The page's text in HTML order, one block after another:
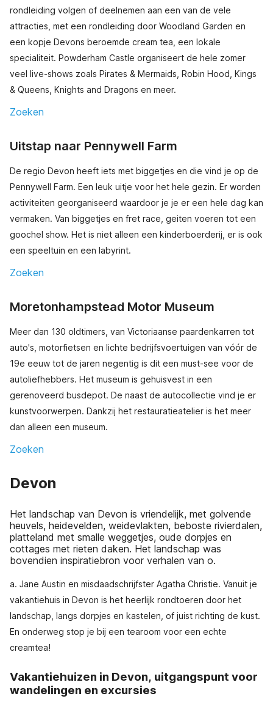
rondleiding volgen of deelnemen aan een van de vele
attracties, met een rondleiding door Woodland Garden en
een kopje Devons beroemde cream tea, een lokale
specialiteit. Powderham Castle organiseert de hele zomer
veel live-shows zoals Pirates & Mermaids, Robin Hood, Kings
& Queens, Knights and Dragons en meer.
Zoeken
Uitstap naar Pennywell Farm
De regio Devon heeft iets met biggetjes en die vind je op de
Pennywell Farm. Een leuk uitje voor het hele gezin. Er worden
activiteiten georganiseerd waardoor je je er een hele dag kan
vermaken. Van biggetjes en fret race, geiten voeren tot een
goochel show. Het is niet alleen een kinderboerderij, er is ook
een speeltuin en een labyrint.
Zoeken
Moretonhampstead Motor Museum
Meer dan 130 oldtimers, van Victoriaanse paardenkarren tot
auto's, motorfietsen en lichte bedrijfsvoertuigen van vóór de
19e eeuw tot de jaren negentig is dit een must-see voor de
autoliefhebbers. Het museum is gehuisvest in een
gerenoveerd busdepot. De naast de autocollectie vind je er
kunstvoorwerpen. Dankzij het restauratieatelier is het meer
dan alleen een museum.
Zoeken
Devon
Het landschap van Devon is vriendelijk, met golvende
heuvels, heidevelden, weidevlakten, beboste rivierdalen,
platteland met smalle weggetjes, oude dorpjes en
cottages met rieten daken. Het landschap was
bovendien inspiratiebron voor verhalen van o.
a. Jane Austin en misdaadschrijfster Agatha Christie. Vanuit je
vakantiehuis in Devon is het heerlijk rondtoeren door het
landschap, langs dorpjes en kastelen, of juist richting de kust.
En onderweg stop je bij een tearoom voor een echte
creamtea!
Vakantiehuizen in Devon, uitgangspunt voor
wandelingen en excursies